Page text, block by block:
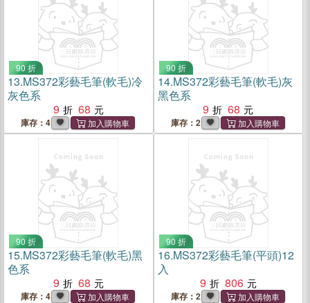
90 折
13.MS372彩藝毛筆(軟毛)冷
灰色系
9
68
庫存：4
90 折
14.MS372彩藝毛筆(軟毛)灰
黑色系
9
68
庫存：2
90 折
15.MS372彩藝毛筆(軟毛)黑
色系
9
68
庫存：4
90 折
16.MS372彩藝毛筆(平頭)12
入
9
806
庫存：2